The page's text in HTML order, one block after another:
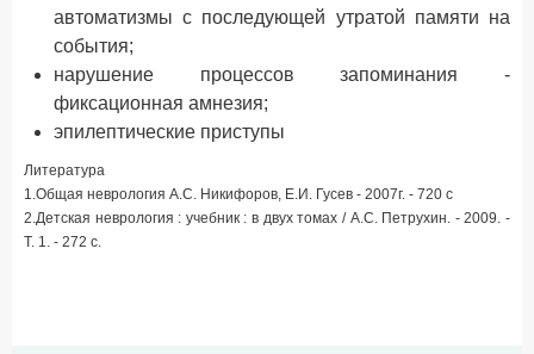
автоматизмы с последующей утратой памяти на
события;
нарушение процессов запоминания -
фиксационная амнезия;
эпилептические приступы
Литература
1.Общая неврология А.С. Никифоров, Е.И. Гусев - 2007г. - 720 с
2.Детская неврология : учебник : в двух томах / А.С. Петрухин. - 2009. -
Т. 1. - 272 с.